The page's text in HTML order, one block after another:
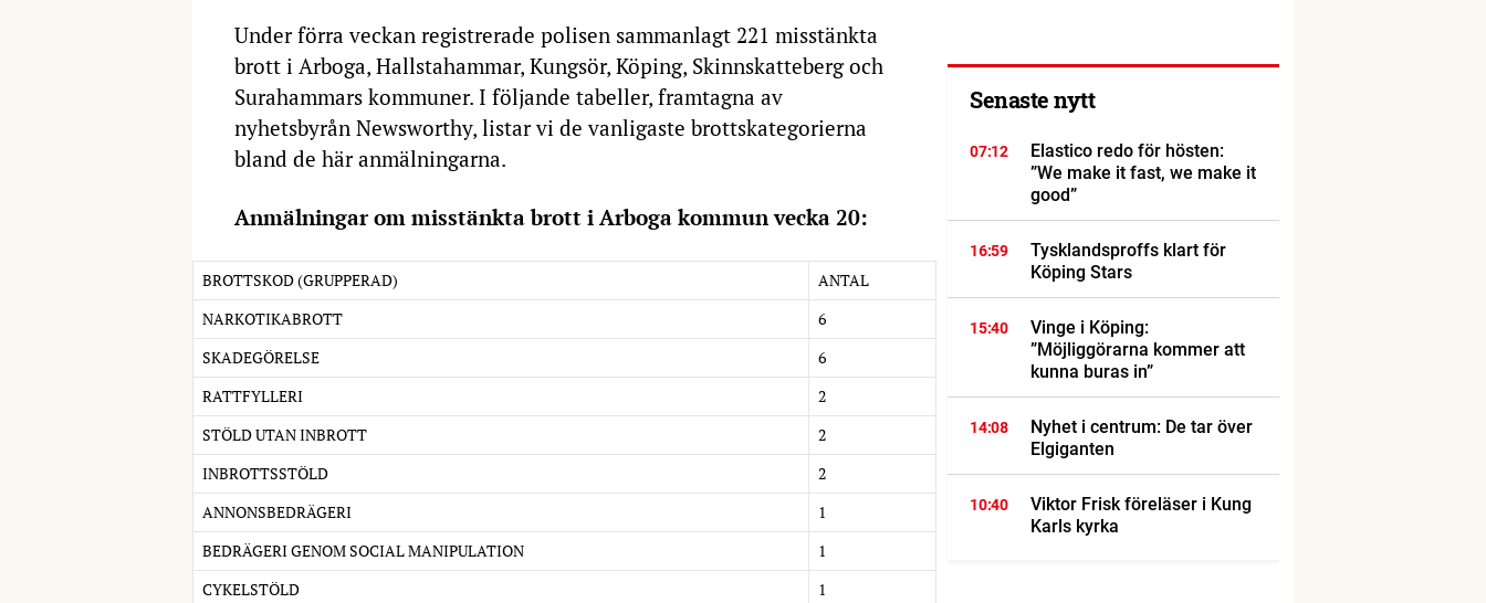
Under förra veckan registrerade polisen sammanlagt 221 misstänkta
brott i Arboga, Hallstahammar, Kungsör, Köping, Skinnskatteberg och
Surahammars kommuner. I följande tabeller, framtagna av
nyhetsbyrån Newsworthy, listar vi de vanligaste brottskategorierna
bland de här anmälningarna.
Anmälningar om misstänkta brott i Arboga kommun vecka 20:
BROTTSKOD (GRUPPERAD)
ANTAL
NARKOTIKABROTT
6
SKADEGÖRELSE
6
RATTFYLLERI
2
STÖLD UTAN INBROTT
2
INBROTTSSTÖLD
2
ANNONSBEDRÄGERI
1
BEDRÄGERI GENOM SOCIAL MANIPULATION
1
CYKELSTÖLD
1
Senaste nytt
07:12
Elastico redo för hösten:
”We make it fast, we make it
good”
16:59
Tysklandsproffs klart för
Köping Stars
15:40
Vinge i Köping:
”Möjliggörarna kommer att
kunna buras in”
14:08
Nyhet i centrum: De tar över
Elgiganten
10:40
Viktor Frisk föreläser i Kung
Karls kyrka